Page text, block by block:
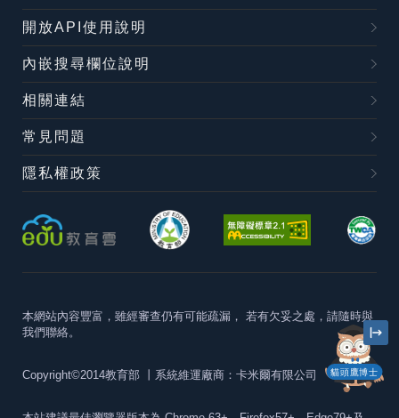
貓頭鷹博士
開放API使用說明
內嵌搜尋欄位說明
相關連結
常見問題
隱私權政策
本網站內容豐富，雖經審查仍有可能疏漏， 若有欠妥之處，請隨時與
我們聯絡。
Copyright©2014教育部 丨系統維運廠商：卡米爾有限公司